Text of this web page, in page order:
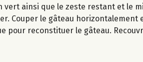
ainsi que le zeste restant et le
Couper le gâteau horizontalement
pour reconstituer le gâteau.